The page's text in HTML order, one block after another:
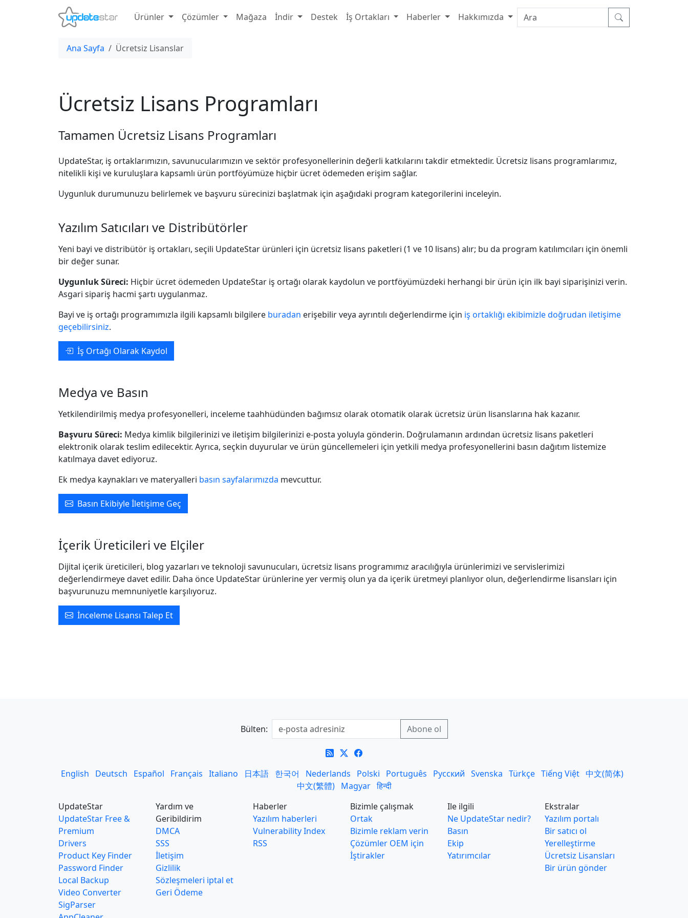
Ürünler Çözümler Mağaza İndir Destek İş Ortakları Haberler Hakkımızda
Ana Sayfa Ücretsiz Lisanslar
Ücretsiz Lisans Programları
Tamamen Ücretsiz Lisans Programları
UpdateStar, iş ortaklarımızın, savunucularımızın ve sektör profesyonellerinin değerli katkılarını takdir etmektedir. Ücretsiz lisans programlarımız,
nitelikli kişi ve kuruluşlara kapsamlı ürün portföyümüze hiçbir ücret ödemeden erişim sağlar.
Uygunluk durumunuzu belirlemek ve başvuru sürecinizi başlatmak için aşağıdaki program kategorilerini inceleyin.
Yazılım Satıcıları ve Distribütörler
Yeni bayi ve distribütör iş ortakları, seçili UpdateStar ürünleri için ücretsiz lisans paketleri (1 ve 10 lisans) alır; bu da program katılımcıları için önemli
bir değer sunar.
Uygunluk Süreci: Hiçbir ücret ödemeden UpdateStar iş ortağı olarak kaydolun ve portföyümüzdeki herhangi bir ürün için ilk bayi siparişinizi verin.
Asgari sipariş hacmi şartı uygulanmaz.
Bayi ve iş ortağı programımızla ilgili kapsamlı bilgilere buradan erişebilir veya ayrıntılı değerlendirme için iş ortaklığı ekibimizle doğrudan iletişime
geçebilirsiniz.
İş Ortağı Olarak Kaydol
Medya ve Basın
Yetkilendirilmiş medya profesyonelleri, inceleme taahhüdünden bağımsız olarak otomatik olarak ücretsiz ürün lisanslarına hak kazanır.
Başvuru Süreci: Medya kimlik bilgilerinizi ve iletişim bilgilerinizi e-posta yoluyla gönderin. Doğrulamanın ardından ücretsiz lisans paketleri
elektronik olarak teslim edilecektir. Ayrıca, seçkin duyurular ve ürün güncellemeleri için yetkili medya profesyonellerini basın dağıtım listemize
katılmaya davet ediyoruz.
Ek medya kaynakları ve materyalleri basın sayfalarımızda mevcuttur.
Basın Ekibiyle İletişime Geç
İçerik Üreticileri ve Elçiler
Dijital içerik üreticileri, blog yazarları ve teknoloji savunucuları, ücretsiz lisans programımız aracılığıyla ürünlerimizi ve servislerimizi
değerlendirmeye davet edilir. Daha önce UpdateStar ürünlerine yer vermiş olun ya da içerik üretmeyi planlıyor olun, değerlendirme lisansları için
başvurunuzu memnuniyetle karşılıyoruz.
İnceleme Lisansı Talep Et
Bülten:
English Deutsch Español Français Italiano 日本語 한국어 Nederlands Polski Português Русский Svenska Türkçe Tiếng Việt 中文(简体)
中文(繁體)
Magyar हिन्दी
UpdateStar
UpdateStar Free &
Premium
Drivers
Product Key Finder
Password Finder
Local Backup
Video Converter
SigParser
Yardım ve
Geribildirim
DMCA
SSS
İletişim
Gizlilik
Sözleşmeleri iptal et
Geri Ödeme
Haberler
Yazılım haberleri
Vulnerability Index
RSS
Bizimle çalışmak
Ortak
Bizimle reklam verin
Çözümler OEM için
İştirakler
Ile ilgili
Ne UpdateStar nedir?
Basın
Ekip
Yatırımcılar
Ekstralar
Yazılım portalı
Bir satıcı ol
Yerelleştirme
Ücretsiz Lisansları
Bir ürün gönder